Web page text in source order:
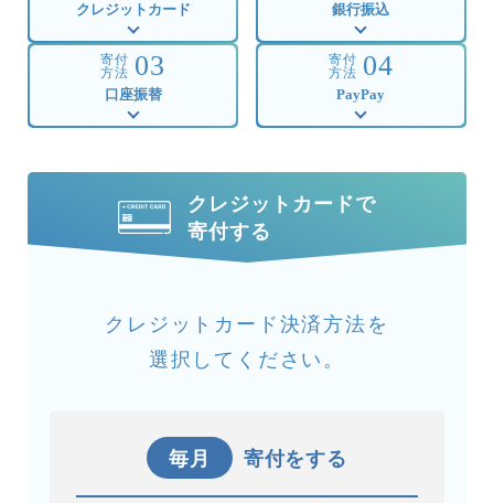
クレジットカード 銀行振込
寄付
方法 03
口座振替
寄付
方法 04
PayPay
クレジットカードで
寄付する
クレジットカード決済方法を
選択してください。
毎月 寄付をする